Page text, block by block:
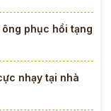
phục hồi tạng
nhạy tại nhà